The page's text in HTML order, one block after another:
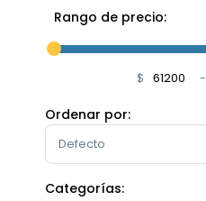
Rango de precio:
$ -
Ordenar por:
Sort Products
Categorías: